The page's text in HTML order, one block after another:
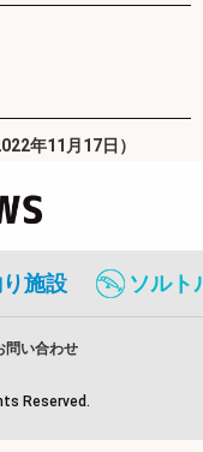
年11月17日）
施設 ソルト
問い合わせ
Reserved.